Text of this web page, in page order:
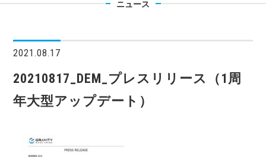
ニュース
2021.08.17
20210817_DEM_プレスリリース（1周
年大型アップデート）